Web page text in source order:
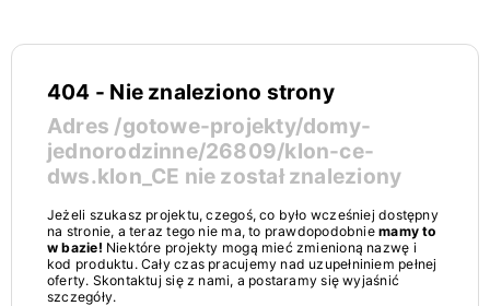
404 - Nie znaleziono strony
Adres /gotowe-projekty/domy-
jednorodzinne/26809/klon-ce-
dws.klon_CE nie został znaleziony
Jeżeli szukasz projektu, czegoś, co było wcześniej dostępny
na stronie, a teraz tego nie ma, to prawdopodobniemamy to
w bazie! Niektóre projekty mogą mieć zmienioną nazwę i
kod produktu. Cały czas pracujemy nad uzupełniniem pełnej
oferty. Skontaktuj się z nami, a postaramy się wyjaśnić
szczegóły.